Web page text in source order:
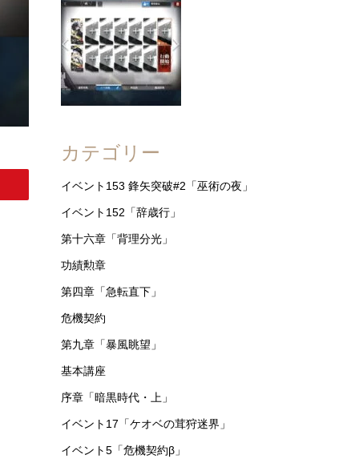
カテゴリー
イベント153 鋒矢突破#2「巫術の夜」
イベント152「辞歳行」
第十六章「背理分光」
功績勲章
第四章「急転直下」
危機契約
第九章「暴風眺望」
基本講座
序章「暗黒時代・上」
イベント17「ケオベの茸狩迷界」
イベント5「危機契約β」